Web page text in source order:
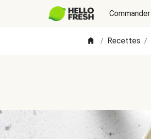
Commander
/ Recettes /